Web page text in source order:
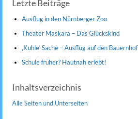
Letzte Beiträge
Ausflug in den Nürnberger Zoo
Theater Maskara – Das Glückskind
‚Kuhle‘ Sache – Ausflug auf den Bauernhof
Schule früher? Hautnah erlebt!
Inhaltsverzeichnis
Alle Seiten und Unterseiten